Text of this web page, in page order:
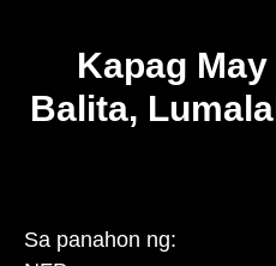
Kapag
Balita,
Sa panahon ng: